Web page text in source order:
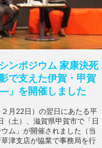
ンポジウム 家康決死
で支えた伊賀・甲賀
」を開催しました
２月22日）の翌日にあたる平
（土）、滋賀県甲賀市で「日
ム」が開催されました（当
津支店が協業で事務局を行